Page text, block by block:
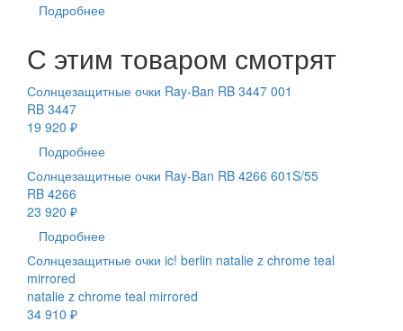
Подробнее
С этим товаром смотрят
Солнцезащитные очки Ray-Ban RB 3447 001
RB 3447
19 920 ₽
Подробнее
Солнцезащитные очки Ray-Ban RB 4266 601S/55
RB 4266
23 920 ₽
Подробнее
Солнцезащитные очки ic! berlin natalie z chrome teal
mirrored
natalie z chrome teal mirrored
34 910 ₽